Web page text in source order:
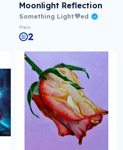
Moonlight Reflection
Something Light💜ed
Preis
2